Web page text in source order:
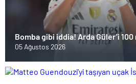
Bomba gibi iddia! Arda Güler’i
alacaklar
05 Ağustos 2026